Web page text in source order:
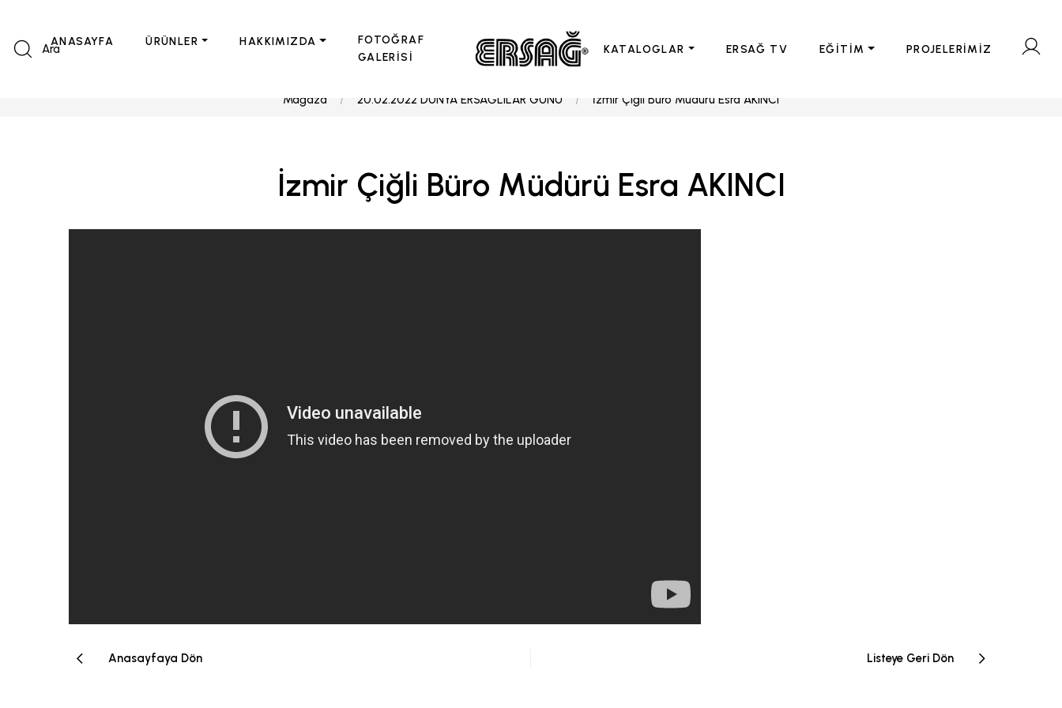
Ara
ANASAYFA ÜRÜNLER HAKKIMIZDA
FOTOĞRAF
GALERİSİ
KATALOGLAR ERSAĞ TV EĞİTİM PROJELERİMİZ
Mağaza 20.02.2022 DÜNYA ERSAĞLILAR GÜNÜ İzmir Çiğli Büro Müdürü Esra AKINCI
İzmir Çiğli Büro Müdürü Esra AKINCI
Anasayfaya Dön Listeye Geri Dön